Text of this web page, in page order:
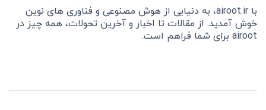
با airoot.ir، به دنیایی از هوش مصنوعی و فناوری های نوین
خوش آمدید. از مقالات تا اخبار و آخرین تحولات، همه چیز در
airoot برای شما فراهم است.